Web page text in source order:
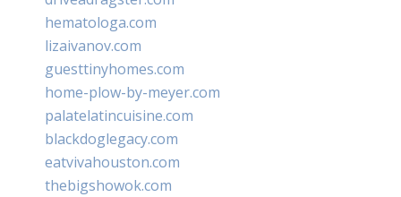
hematologa.com
lizaivanov.com
guesttinyhomes.com
home-plow-by-meyer.com
palatelatincuisine.com
blackdoglegacy.com
eatvivahouston.com
thebigshowok.com